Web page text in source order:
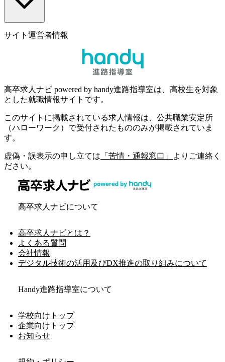
サイト運営者情報
高卒求人ナビ powered by handy進路指導室は、高校生を対象
とした就職情報サイトです。
このサイトに掲載されている求人情報は、公共職業安定所
（ハローワーク）で受付されたもののみが掲載されていま
す。
虚偽・誤表示の申し立ては 「苦情・通報窓口」
よりご連絡く
ださい。
高卒求人ナビについて
高卒求人ナビとは？
よくある質問
会社情報
デジタル技術の活用及びDX推進の取り組みについて
Handy進路指導室について
学校向けトップ
企業向けトップ
お知らせ